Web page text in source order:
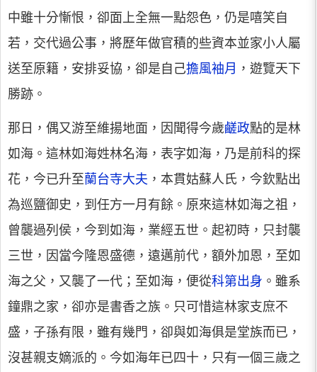
中雖十分慚恨，卻面上全無一點怨色，仍是嘻笑自
若，交代過公事，將歷年做官積的些資本並家小人屬
送至原籍，安排妥協，卻是自己擔風袖月 ，遊覽天下
勝跡。
那日，偶又游至維揚地面，因聞得今歲鹺政點的是林
如海。這林如海姓林名海，表字如海，乃是前科的探
花，今已升至蘭台寺大夫 ，本貫姑蘇人氏，今欽點出
為巡鹽御史，到任方一月有餘。原來這林如海之祖，
曾襲過列侯，今到如海，業經五世。起初時，只封襲
三世，因當今隆恩盛德，遠邁前代，額外加恩，至如
海之父，又襲了一代；至如海，便從科第出身 。雖系
鐘鼎之家，卻亦是書香之族。只可惜這林家支庶不
盛，子孫有限，雖有幾門，卻與如海俱是堂族而已，
沒甚親支嫡派的。今如海年已四十，只有一個三歲之